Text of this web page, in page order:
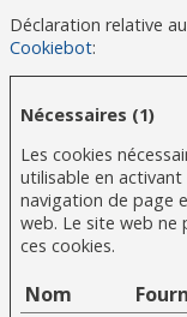
Déclaration relative
Cookiebot:
Nécessaires (1)
Les cookies
utilisable en
navigation de page
web. Le site web ne
ces cookies.
Nom